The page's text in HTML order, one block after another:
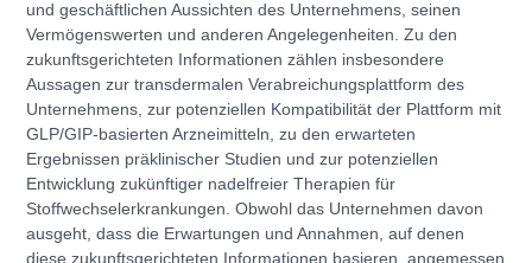
und geschäftlichen Aussichten des Unternehmens, seinen
Vermögenswerten und anderen Angelegenheiten. Zu den
zukunftsgerichteten Informationen zählen insbesondere
Aussagen zur transdermalen Verabreichungsplattform des
Unternehmens, zur potenziellen Kompatibilität der Plattform mit
GLP/GIP-basierten Arzneimitteln, zu den erwarteten
Ergebnissen präklinischer Studien und zur potenziellen
Entwicklung zukünftiger nadelfreier Therapien für
Stoffwechselerkrankungen. Obwohl das Unternehmen davon
ausgeht, dass die Erwartungen und Annahmen, auf denen
diese zukunftsgerichteten Informationen basieren, angemessen